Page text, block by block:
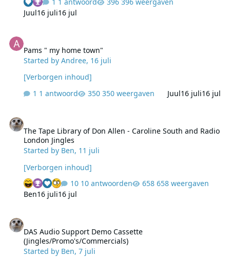
Juul16 juli16 jul
Pams " my home town"
Started byAndree, 16 juli
[Verborgen inhoud]
1 antwoord
350 weergaven Juul16 juli16 jul
The Tape Library of Don Allen - Caroline South and Radio
London Jingles
Started by Ben, 11 juli
[Verborgen inhoud]
10 antwoorden
658 weergaven
Ben16 juli16 jul
DAS Audio Support Demo Cassette
(Jingles/Promo's/Commercials)
Started by Ben,7 juli